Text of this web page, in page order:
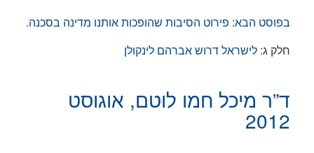
בפוסט הבא: פירוט הסיבות שהופכות אותנו מדינה בסכנה.
חלק ג: לישראל דרוש אברהם לינקולן
ד”ר מיכל חמו לוטם, אוגוסט
2012